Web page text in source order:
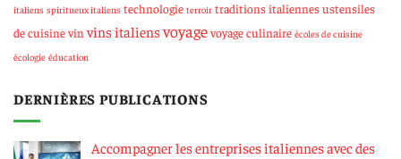
italiens spiritueux italiens technologie terroir traditions italiennesustensiles
de cuisinevin vins italiensvoyagevoyage culinaire écoles de cuisine
écologie éducation
DERNIÈRES PUBLICATIONS
Accompagner les entreprises italiennes avec des